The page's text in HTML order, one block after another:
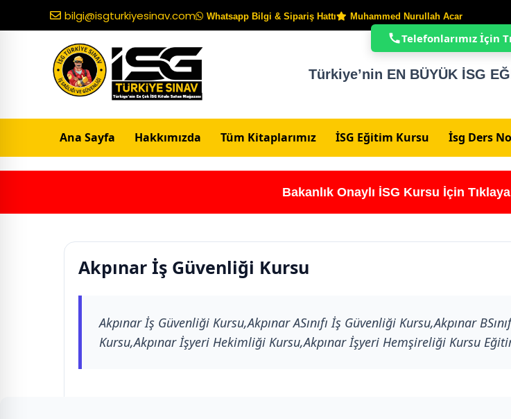
bilgi@isgturkiyesinav.com Whatsapp Bilgi & Sipariş Hattı Muhammed Nurullah Acar
Türkiye’nin EN BÜYÜK İSG
Ana Sayfa Hakkımızda Tüm Kitaplarımız İSG Eğitim Kursu İsg Ders
Bakanlık Onaylı İSG Kursu İçin
Akpınar İş Güvenliği Kursu
Akpınar İş Güvenliği Kursu,Akpınar ASınıfı İş Güvenliği Kursu,Akpınar
Kursu,Akpınar İşyeri Hekimliği Kursu,Akpınar İşyeri Hemşireliği Kursu
Telefonlarımız İçin